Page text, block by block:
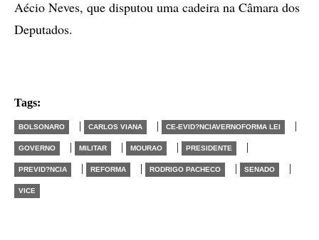
Aécio Neves, que disputou uma cadeira na Câmara dos
Deputados.
Tags:
BOLSONARO | CARLOS VIANA | CE-EVID?NCIAVERNOFORMA LEI |
GOVERNO | MILITAR | MOURAO | PRESIDENTE |
PREVID?NCIA | REFORMA | RODRIGO PACHECO | SENADO |
VICE